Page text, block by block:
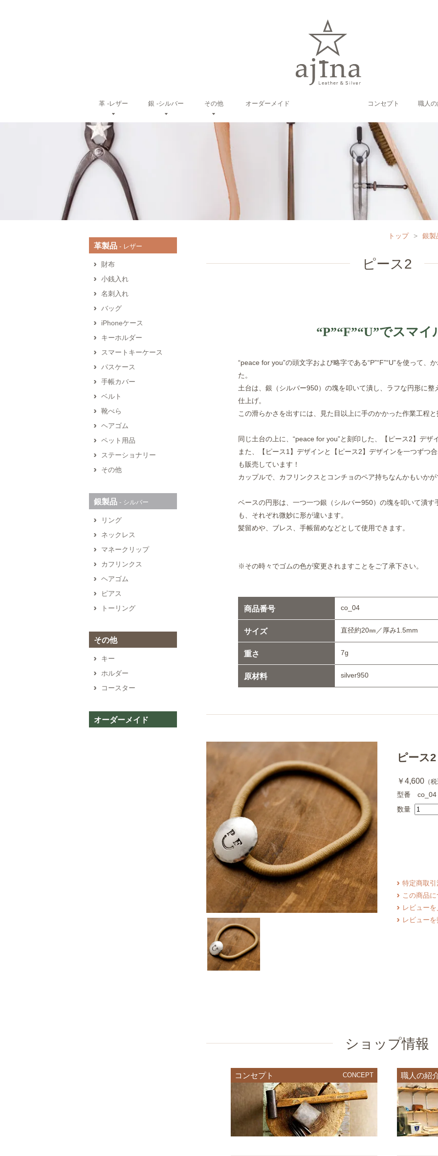
革 ‐レザー 銀 ‐シルバー その他 オーダーメイド コンセプト 職人
トップ > 銀製
ピース2
“P”“F”“U”でスマイ
“peace for you”の頭文字および略字である“P”“F”“U”を使って、
た。
土台は、銀（シルバー950）の塊を叩いて潰し、ラフな円形に
仕上げ。
この滑らかさを出すには、見た目以上に手のかかった作業工程
同じ土台の上に、“peace for you”と刻印した、【ピース2】デザ
また、【ピース1】デザインと【ピース2】デザインを一つずつ
も販売しています！
カップルで、カフリンクスとコンチョのペア持ちなんかもいか
ベースの円形は、一つ一つ銀（シルバー950）の塊を叩いて潰す
も、それぞれ微妙に形が違います。
髪留めや、ブレス、手帳留めなどとして使用できます。
※その時々でゴムの色が変更されますことをご了承下さい。
商品番号 co_04
サイズ 直径約20㎜／厚み1.5mm
重さ 7g
原材料 silver950
ピース2
￥4,600 （
型番 co_04
数量
特定商取
この商品
レビュー
レビュー
ショップ情報
コンセプト CONCEPT 職人の紹
革製品 ‐ レザー
財布
小銭入れ
名刺入れ
バッグ
iPhoneケース
キーホルダー
スマートキーケース
パスケース
手帳カバー
ベルト
靴べら
ヘアゴム
ペット用品
ステーショナリー
その他
銀製品 ‐ シルバー
リング
ネックレス
マネークリップ
カフリンクス
ヘアゴム
ピアス
トーリング
その他
キー
ホルダー
コースター
オーダーメイド